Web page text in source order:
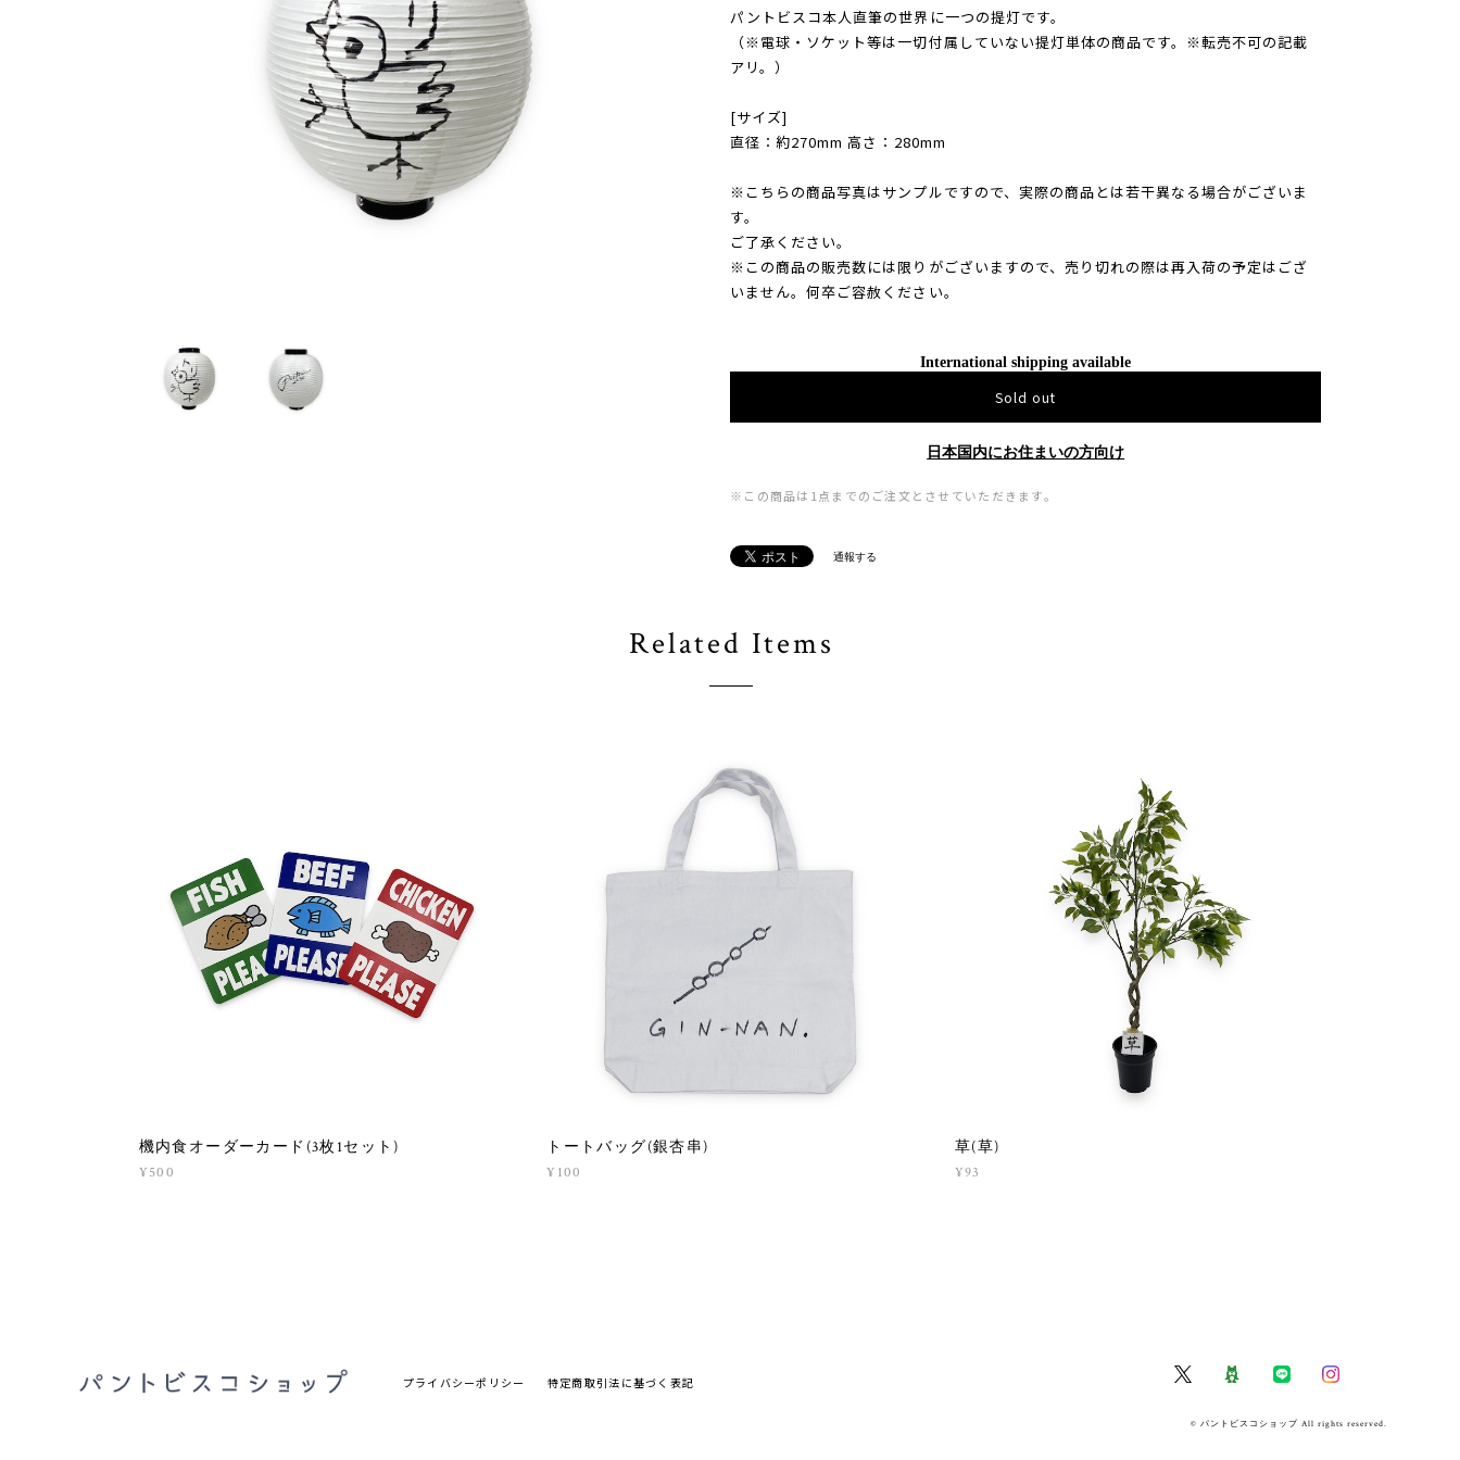
パントビスコ本人直筆の世界に一つの提灯です。
（※電球・ソケット等は一切付属していない提灯単体の商品です。※転売不可の記載
アリ。）
[サイズ]
直径：約270mm 高さ：280mm
※こちらの商品写真はサンプルですので、実際の商品とは若干異なる場合がございま
す。
ご了承ください。
※この商品の販売数には限りがございますので、売り切れの際は再入荷の予定はござ
いません。何卒ご容赦ください。
International shipping available
Sold out
日本国内にお住まいの方向け
※この商品は1点までのご注文とさせていただきます。
通報する
Related Items
機内食オーダーカード(3枚1セット)
¥500
トートバッグ(銀杏串)
¥100
草(草)
¥93
プライバシーポリシー 特定商取引法に基づく表記
© パントビスコショップ All rights reserved.